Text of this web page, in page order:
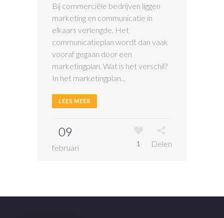
Bij commerciële bedrijven liggen
marketing en communicatie in
elkaars verlengde. Het
communicatieplan wordt dan vaak
vooraf gegaan door een
marketingplan. Wat is het verschil?
In het marketingplan...
LEES MEER
09
februari 1 Delen